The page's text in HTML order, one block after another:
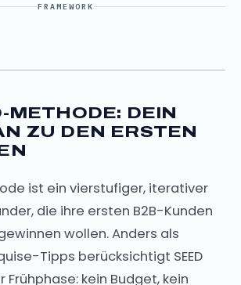
FRAMEWORK
METHODE: DEIN
ZU DEN ERSTEN
ist ein vierstufiger, iterativer
die ihre ersten B2B-Kunden
wollen. Anders als
Tipps berücksichtigt SEED
kein Budget, kein